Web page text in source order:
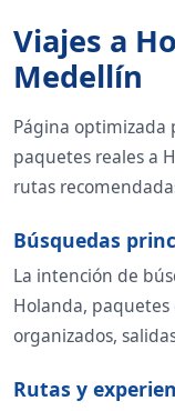
Viajes a
Medellín
Página optimizada
paquetes reales a
rutas
Búsquedas
La intención de
Holanda,
organizados,
Rutas y